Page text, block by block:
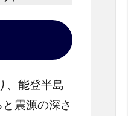
、能登半島
震源の深さ